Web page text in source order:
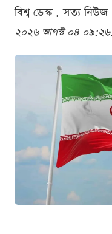
বিশ্ব ডেস্ক . সত্য নিউজ
২০২৬ আগস্ট ০৪